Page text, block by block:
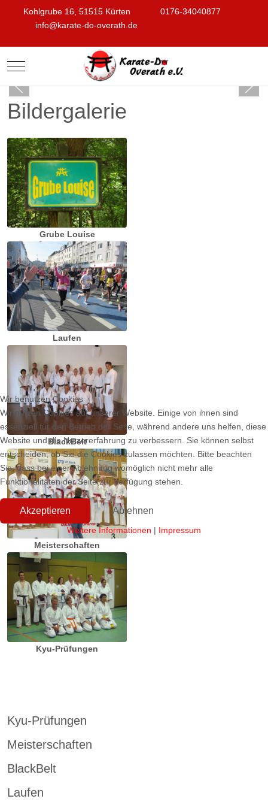
Kohlgrube 16, 51515 Kürten
0176-34040877
info@karate-do-overath.de
Mobile Menu Toggle
Bildergalerie
Grube Louise
Laufen
BlackBelt
Meisterschaften
Kyu-Prüfungen
Kyu-Prüfungen
Meisterschaften
BlackBelt
Laufen
Wir benutzen Cookies
Wir nutzen Cookies auf unserer Website. Einige von ihnen sind
essenziell für den Betrieb der Seite, während andere uns helfen, diese
Website und die Nutzererfahrung zu verbessern. Sie können selbst
entscheiden, ob Sie die Cookies zulassen möchten. Bitte beachten
Sie, dass bei einer Ablehnung womöglich nicht mehr alle
Funktionalitäten der Seite zur Verfügung stehen.
Akzeptieren Ablehnen
Weitere Informationen | Impressum